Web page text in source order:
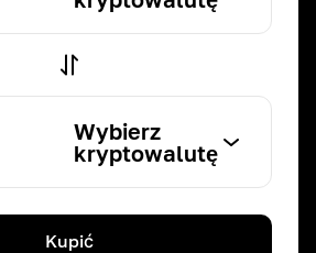
Wybierz
kryptowalutę
Kupić